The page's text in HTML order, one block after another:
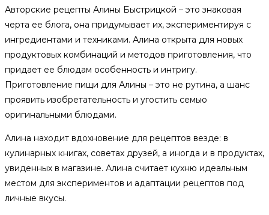
Авторские рецепты Алины Быстрицкой – это знаковая
черта ее блога, она придумывает их, экспериментируя с
ингредиентами и техниками. Алина открыта для новых
продуктовых комбинаций и методов приготовления, что
придает ее блюдам особенность и интригу.
Приготовление пищи для Алины – это не рутина, а шанс
проявить изобретательность и угостить семью
оригинальными блюдами.
Алина находит вдохновение для рецептов везде: в
кулинарных книгах, советах друзей, а иногда и в продуктах,
увиденных в магазине. Алина считает кухню идеальным
местом для экспериментов и адаптации рецептов под
личные вкусы.